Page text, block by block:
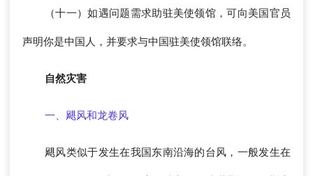
（十一）如遇问题需求助驻美使领馆，可向美国官员
声明你是中国人，并要求与中国驻美使领馆联络。
自然灾害
一、飓风和龙卷风
飓风类似于发生在我国东南沿海的台风，一般发生在